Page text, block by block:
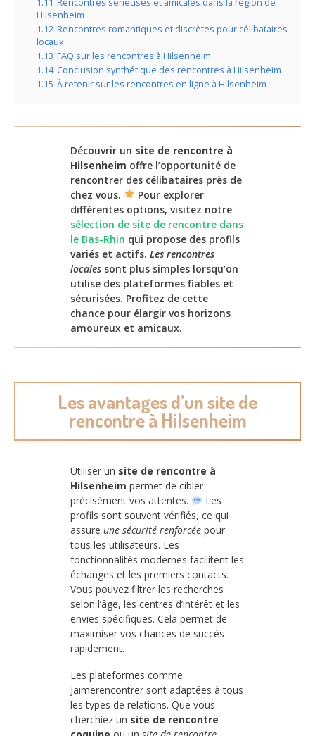
Hilsenheim
1.12 Rencontres romantiques et discrètes pour célibataires
locaux
1.13 FAQ sur les rencontres à Hilsenheim
1.14 Conclusion synthétique des rencontres à Hilsenheim
1.15 À retenir sur les rencontres en ligne à Hilsenheim
Découvrir un site de rencontre à
Hilsenheim offre l’opportunité de
rencontrer des célibataires près de
chez vous.
Pour explorer
différentes options, visitez notre
sélection de site de rencontre dans
le Bas-Rhin qui propose des profils
variés et actifs. Les rencontres
locales sont plus simples lorsqu’on
utilise des plateformes fiables et
sécurisées. Profitez de cette
chance pour élargir vos horizons
amoureux et amicaux.
Les avantages d’un site de
rencontre à Hilsenheim
Utiliser un site de rencontre à
Hilsenheim permet de cibler
précisément vos attentes.
Les
profils sont souvent vérifiés, ce qui
assure une sécurité renforcée pour
tous les utilisateurs. Les
fonctionnalités modernes facilitent les
échanges et les premiers contacts.
Vous pouvez filtrer les recherches
selon l’âge, les centres d’intérêt et les
envies spécifiques. Cela permet de
maximiser vos chances de succès
rapidement.
Les plateformes comme
Jaimerencontrer sont adaptées à tous
les types de relations. Que vous
cherchiez un site de rencontre